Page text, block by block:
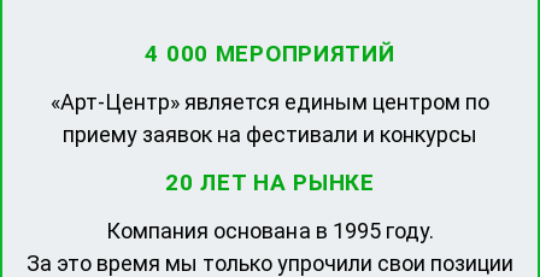
4 000 МЕРОПРИЯТИЙ
«Арт-Центр» является единым центром по
приему заявок на фестивали и конкурсы
20 ЛЕТ НА РЫНКЕ
Компания основана в 1995 году.
За это время мы только упрочили свои позиции